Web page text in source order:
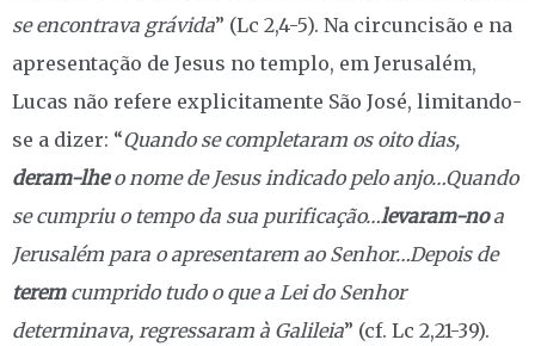
se encontrava grávida” (Lc 2,4-5). Na circuncisão e na
apresentação de Jesus no templo, em Jerusalém,
Lucas não refere explicitamente São José, limitando-
se a dizer: “Quando se completaram os oito dias,
deram-lheo nome de Jesus indicado pelo anjo…Quando
se cumpriu o tempo da sua purificação…levaram-noa
Jerusalém para o apresentarem ao Senhor…Depois de
teremcumprido tudo o que a Lei do Senhor
determinava, regressaram à Galileia” (cf. Lc 2,21-39).